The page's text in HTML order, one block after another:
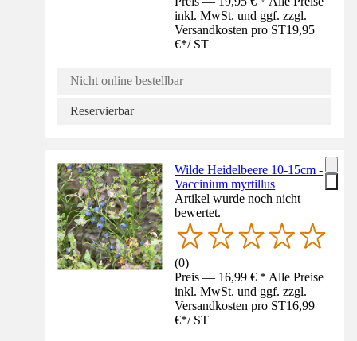
inkl. MwSt. und ggf. zzgl.
Versandkosten pro ST19,95
€*/ ST
Nicht online bestellbar
Reservierbar
Wilde Heidelbeere 10-15cm -
Vaccinium myrtillus
Artikel wurde noch nicht
bewertet.
(0)
Preis — 16,99 € * Alle Preise
inkl. MwSt. und ggf. zzgl.
Versandkosten pro ST16,99
€*/ ST